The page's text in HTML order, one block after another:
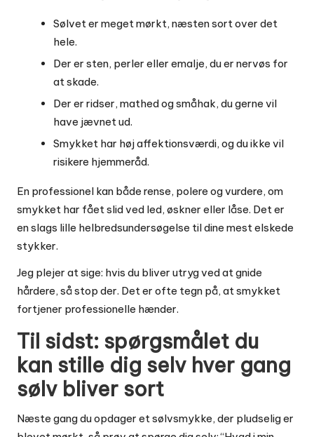
Sølvet er meget mørkt, næsten sort over det
hele.
Der er sten, perler eller emalje, du er nervøs for
at skade.
Der er ridser, mathed og småhak, du gerne vil
have jævnet ud.
Smykket har høj affektionsværdi, og du ikke vil
risikere hjemmeråd.
En professionel kan både rense, polere og vurdere, om
smykket har fået slid ved led, øskner eller låse. Det er
en slags lille helbredsundersøgelse til dine mest elskede
stykker.
Jeg plejer at sige: hvis du bliver utryg ved at gnide
hårdere, så stop der. Det er ofte tegn på, at smykket
fortjener professionelle hænder.
Til sidst: spørgsmålet du
kan stille dig selv hver gang
sølv bliver sort
Næste gang du opdager et sølvsmykke, der pludselig er